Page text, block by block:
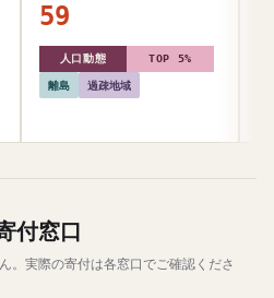
59
人口動態 TOP 5%
離島 過疎地域
付窓口
。実際の寄付は各窓口でご確認くださ